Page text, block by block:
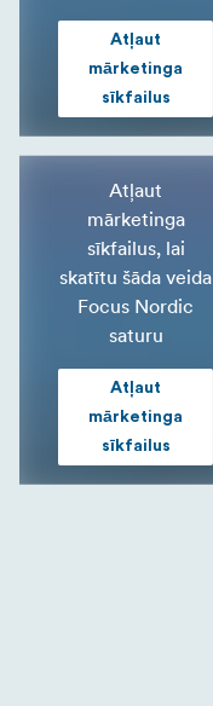
Atļaut
mārketinga
sīkfailus
Atļaut
mārketinga
sīkfailus, lai
skatītu šāda veida
Focus Nordic
saturu
Atļaut
mārketinga
sīkfailus